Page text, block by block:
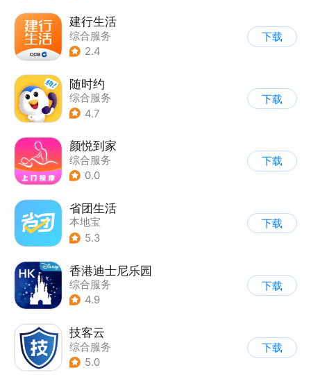
建行生活
综合服务
2.4
下载
随时约
综合服务
4.7
下载
颜悦到家
综合服务
0.0
下载
省团生活
本地宝
5.3
下载
香港迪士尼乐园
综合服务
4.9
下载
技客云
综合服务
5.0
下载